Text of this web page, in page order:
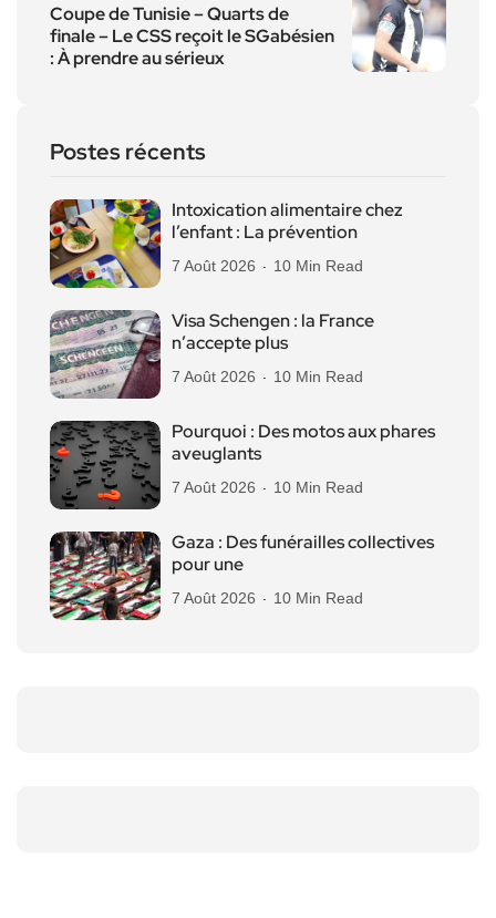
Coupe de Tunisie – Quarts de
finale – Le CSS reçoit le SGabésien
: À prendre au sérieux
Postes récents
Intoxication alimentaire chez
l’enfant : La prévention
7 Août 2026 10 Min Read
Visa Schengen : la France
n’accepte plus
7 Août 2026 10 Min Read
Pourquoi : Des motos aux phares
aveuglants
7 Août 2026 10 Min Read
Gaza : Des funérailles collectives
pour une
7 Août 2026 10 Min Read